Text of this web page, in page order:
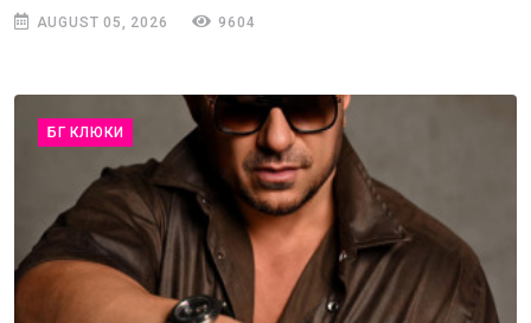
AUGUST 05, 2026 9604
БГ КЛЮКИ